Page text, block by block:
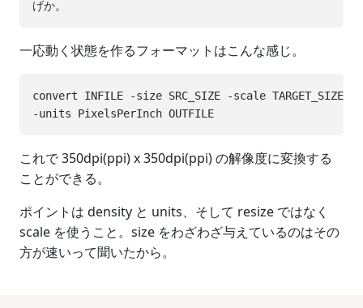
一応動く状態を作るフォーマットはこんな感じ。
convert INFILE -size SRC_SIZE -scale TARGET_SIZE
これで 350dpi(ppi) x 350dpi(ppi) の解像度に変換する
ことができる。
ポイントは density と units、そして resize ではなく
scale を使うこと。size をわざわざ与えているのはその
方が速いって聞いたから。